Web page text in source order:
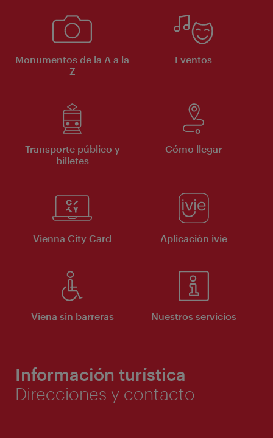
Monumentos de la A a la
Z
Eventos
Transporte público y
billetes
Cómo llegar
Vienna City Card Aplicación ivie
Viena sin barreras Nuestros servicios
Información turística
Direcciones y contacto